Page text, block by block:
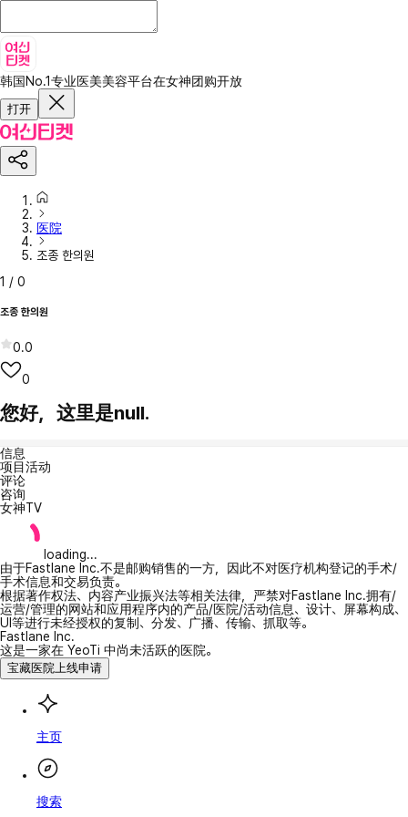
韩国No.1专业医美美容平台在女神团购开放
打开
医院
조종 한의원
1 / 0
조종 한의원
0.0
0
您好，这里是null.
信息
项目活动
评论
咨询
女神TV
loading...
由于Fastlane Inc.不是邮购销售的一方，因此不对医疗机构登记的手术/
手术信息和交易负责。
根据著作权法、内容产业振兴法等相关法律，严禁对Fastlane Inc.拥有/
运营/管理的网站和应用程序内的产品/医院/活动信息、设计、屏幕构成、
UI等进行未经授权的复制、分发、广播、传输、抓取等。
Fastlane Inc.
这是一家在 YeoTi 中尚未活跃的医院。
宝藏医院上线申请
主页
搜索